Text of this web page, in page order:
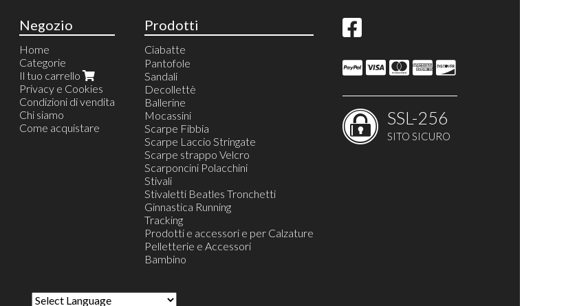
Negozio
Home
Categorie
Il tuo carrello
Privacy e Cookies
Condizioni di vendita
Chi siamo
Come acquistare
Prodotti
Ciabatte
Ciabatte da Camera
Ciabatte Blister Appeso
Ciabatte da Casa
Ciabatte da Mare e piscina
Ciabatte da Lavoro
Ciabatte Infradito
Ciabatte Confort
Ciabatte da Viaggio
Ciabatte Zoccolo
Ciabatte Moda Trandy
Pantofole
Sandali
Decollettè
Ballerine
Mocassini
Scarpe Fibbia
Scarpe Laccio Stringate
Scarpe strappo Velcro
Scarponcini Polacchini
Stivali
Stivaletti Beatles Tronchetti
Ginnastica Running
Tracking
Prodotti e accessori e per Calzature
Pelletterie e Accessori
Bambino
SSL-256
SITO SICURO